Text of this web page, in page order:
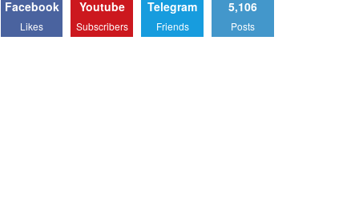
Facebook
Likes
Youtube
Subscribers
Telegram
Friends
5,106
Posts